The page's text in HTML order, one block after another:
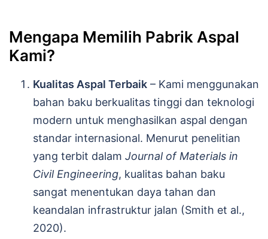
Mengapa Memilih Pabrik Aspal
Kami?
Kualitas Aspal Terbaik – Kami menggunakan
bahan baku berkualitas tinggi dan teknologi
modern untuk menghasilkan aspal dengan
standar internasional. Menurut penelitian
yang terbit dalam Journal of Materials in
Civil Engineering, kualitas bahan baku
sangat menentukan daya tahan dan
keandalan infrastruktur jalan (Smith et al.,
2020).